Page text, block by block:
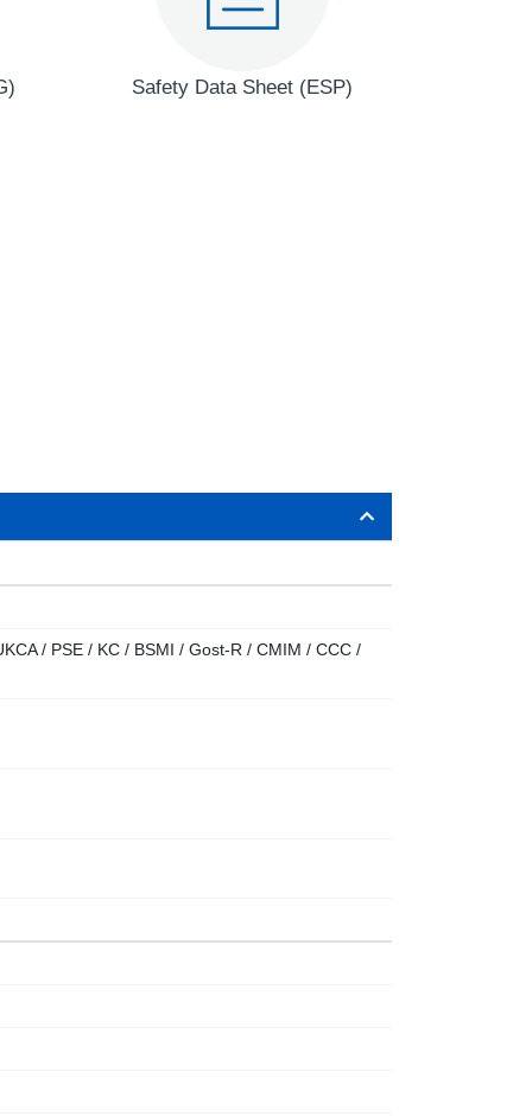
Safety Data Sheet (ESP)
/ PSE / KC / BSMI / Gost-R / CMIM / CCC /